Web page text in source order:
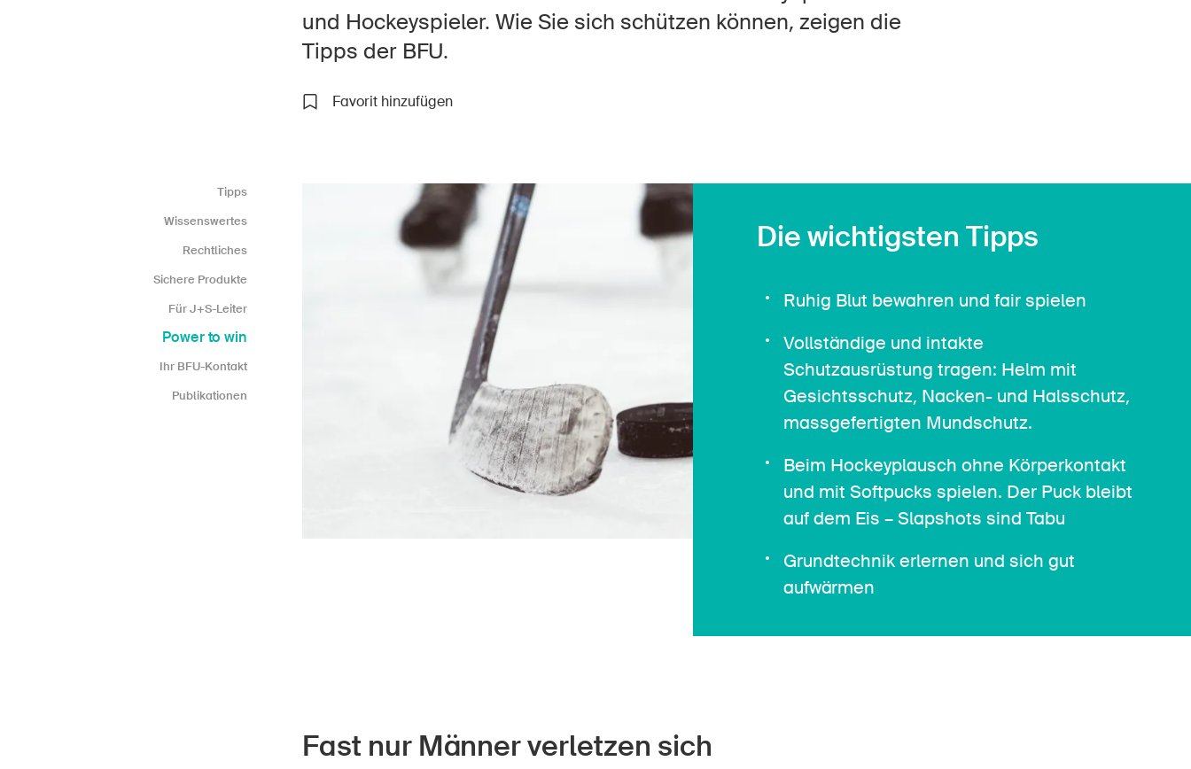
Startseite
und Hockeyspieler. Wie Sie sich schützen können, zeigen die
Tipps der BFU.
Favorit hinzufügen
Tipps
Wissenswertes
Rechtliches
Sichere Produkte
Für J+S-Leiter
Power to win
Ihr BFU-Kontakt
Publikationen
Die wichtigsten Tipps
Ruhig Blut bewahren und fair spielen
Vollständige und intakte
Schutzausrüstung tragen: Helm mit
Gesichtsschutz, Nacken- und Halsschutz,
massgefertigten Mundschutz.
Beim Hockeyplausch ohne Körperkontakt
und mit Softpucks spielen. Der Puck bleibt
auf dem Eis – Slapshots sind Tabu
Grundtechnik erlernen und sich gut
aufwärmen
Fast nur Männer verletzen sich